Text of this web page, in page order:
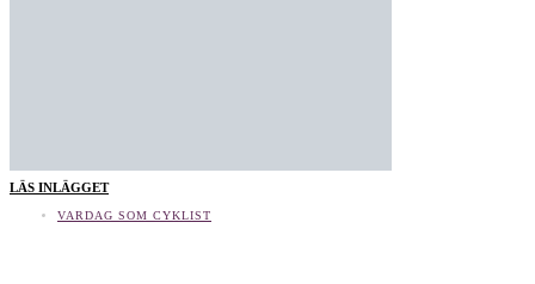
LÄS INLÄGGET
VARDAG SOM CYKLIST